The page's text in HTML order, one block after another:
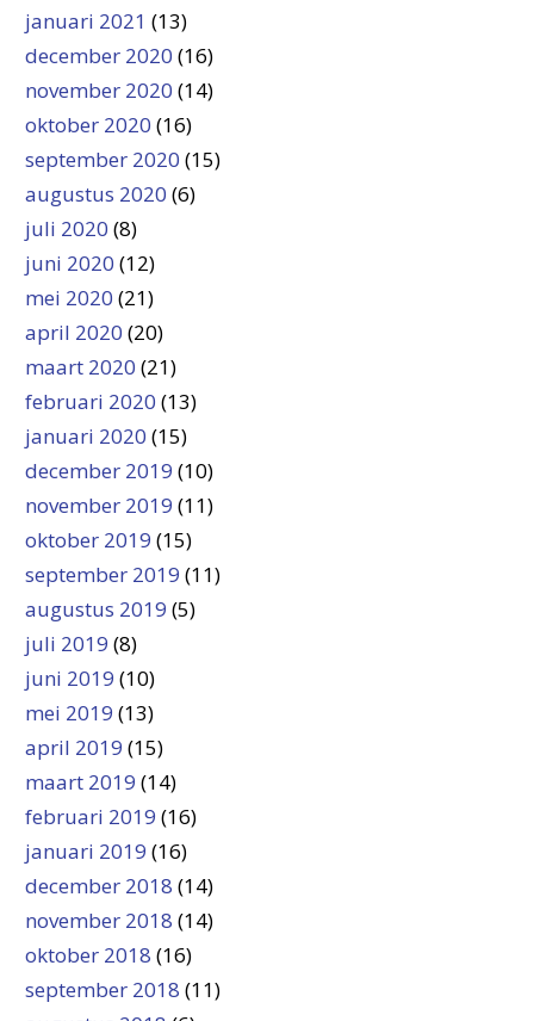
januari 2021 (13)
december 2020 (16)
november 2020 (14)
oktober 2020 (16)
september 2020 (15)
augustus 2020 (6)
juli 2020 (8)
juni 2020 (12)
mei 2020 (21)
april 2020 (20)
maart 2020 (21)
februari 2020 (13)
januari 2020 (15)
december 2019 (10)
november 2019 (11)
oktober 2019 (15)
september 2019 (11)
augustus 2019 (5)
juli 2019 (8)
juni 2019 (10)
mei 2019 (13)
april 2019 (15)
maart 2019 (14)
februari 2019 (16)
januari 2019 (16)
december 2018 (14)
november 2018 (14)
oktober 2018 (16)
september 2018 (11)